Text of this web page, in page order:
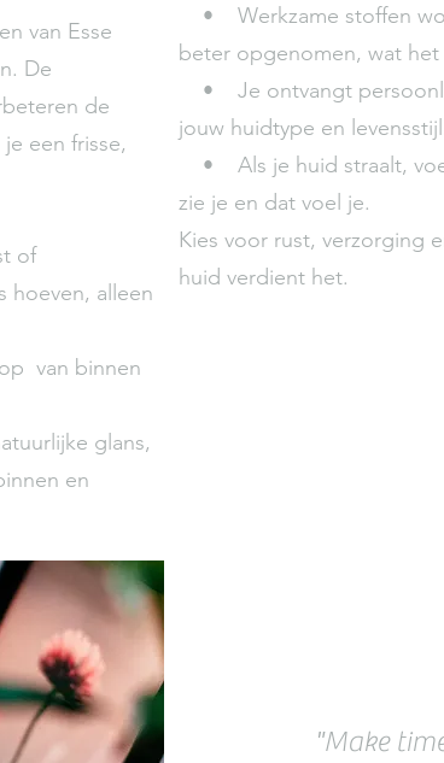
"Make
van Esse
De
de
een frisse,
of
hoeven, alleen
van binnen
glans,
en
• Werkzame stoffen
beter opgenomen, wat
• Je ontvangt
jouw huidtype en
• Als je huid straalt,
zie je en dat voel je.
Kies voor rust, verzorging
huid verdient het.